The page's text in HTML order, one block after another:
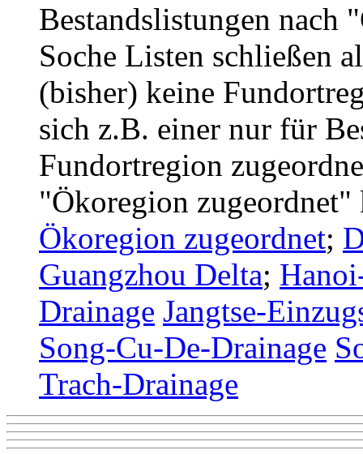
Bestandslistungen nach
Soche Listen schließen
(bisher) keine
sich z.B. einer nur für
Fundortregion
"Ökoregion
Ökoregion zugeordnet;
Guangzhou Delta;
Drainage Jangtse-
Song-Cu-De-Drainage
Trach-Drainage